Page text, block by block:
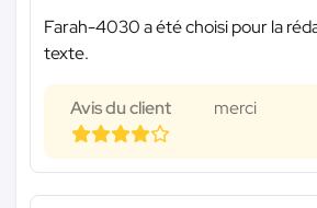
Farah-4030 a été choisi pour la
texte.
Avis du client merci